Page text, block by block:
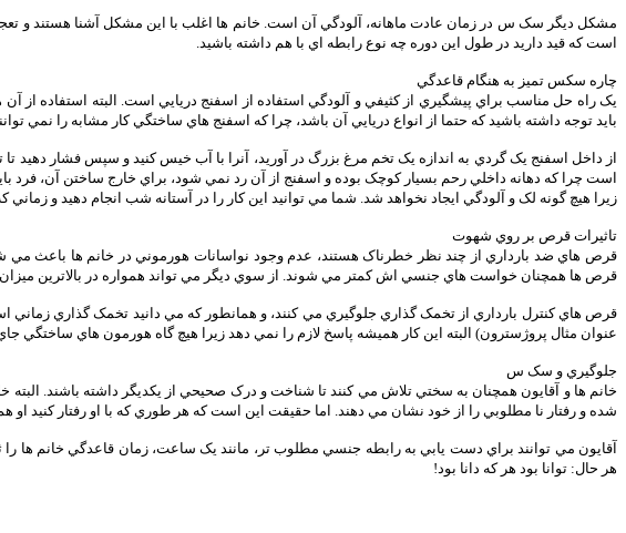
مشکل ديگر سک س در زمان عادت ماهانه، آلودگي آن است. خانم ها اغلب با اين مشکل آشنا هستند و تعجبي
است که قيد داريد در طول اين دوره چه نوع رابطه اي با هم داشته باشيد.
چاره سکس تميز به هنگام قاعدگي
يک راه حل مناسب براي پيشگيري از کثيفي و آلودگي استفاده از اسفنج دريايي است. البته استفاده از آن
بايد توجه داشته باشيد که حتما از انواع دريايي آن باشد، چرا که اسفنج هاي ساختگي کار مشابه را
از داخل اسفنج يک گردي به اندازه يک تخم مرغ بزرگ در آوريد، آنرا با آب خيس کنيد و سپس فشار دهيد
است چرا که دهانه داخلي رحم بسيار کوچک بوده و اسفنج از آن رد نمي شود، براي خارج ساختن آن، فرد
زيرا هيچ گونه لک و آلودگي ايجاد نخواهد شد. شما مي توانيد اين کار را در آستانه شب انجام دهيد و زماني
تاثيرات قرص بر روي شهوت
قرص هاي ضد بارداري از چند نظر خطرناک هستند، عدم وجود نواسانات هورموني در خانم ها باعث
قرص ها همچنان خواست هاي جنسي اش کمتر مي شوند. از سوي ديگر مي تواند همواره در بالاترين ميزان
قرص هاي کنترل بارداري از تخمک گذاري جلوگيري مي کنند، و همانطور که مي دانيد تخمک گذاري
عنوان مثال پروژسترون) البته اين کار هميشه پاسخ لازم را نمي دهد زيرا هيچ گاه هورمون هاي ساختگي
جلوگيري و سک س
خانم ها و آقايون همچنان به سختي تلاش مي کنند تا شناخت و درک صحيحي از يکديگر داشته باشند.
شده و رفتار نا مطلوبي را از خود نشان مي دهند. اما حقيقت اين است که هر طوري که با او رفتار کنيد
آقايون مي توانند براي دست يابي به رابطه جنسي مطلوب تر، مانند يک ساعت، زمان قاعدگي خانم ها را
هر حال: توانا بود هر که دانا بود!